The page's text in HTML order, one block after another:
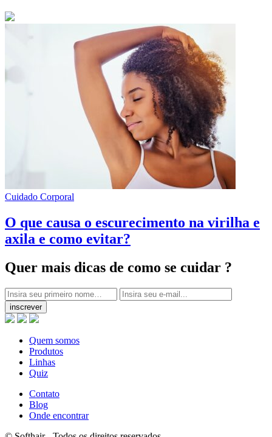
Cuidado Corporal
O que causa o escurecimento na virilha e
axila e como evitar?
Quer mais dicas de como se cuidar ?
inscrever
Quem somos
Produtos
Linhas
Quiz
Contato
Blog
Onde encontrar